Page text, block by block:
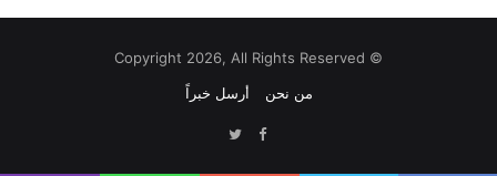
© Copyright 2026, All Rights Reserved
من نحن
أرسل خبراً